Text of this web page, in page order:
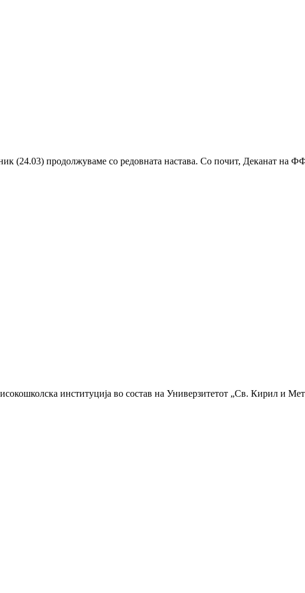
(24.03) продолжуваме со редовната настава. Со почит, Деканат на
институција во состав на Универзитетот „Св. Кирил и